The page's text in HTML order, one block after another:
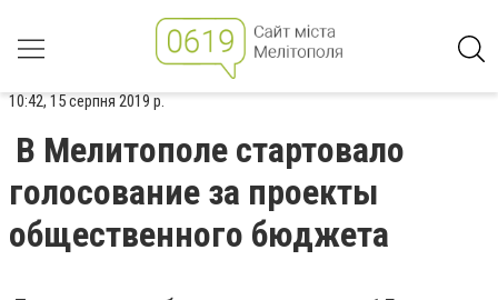
10:42, 15 серпня 2019 р.
В Мелитополе стартовало
голосование за проекты
общественного бюджета